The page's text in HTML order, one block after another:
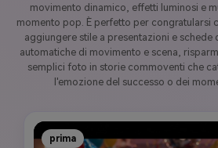
movimento dinamico, effetti luminosi e
momento pop. È perfetto per congratularsi
aggiungere stile a presentazioni e schede
automatiche di movimento e scena,
semplici foto in storie commoventi che
l'emozione del successo o dei
prima